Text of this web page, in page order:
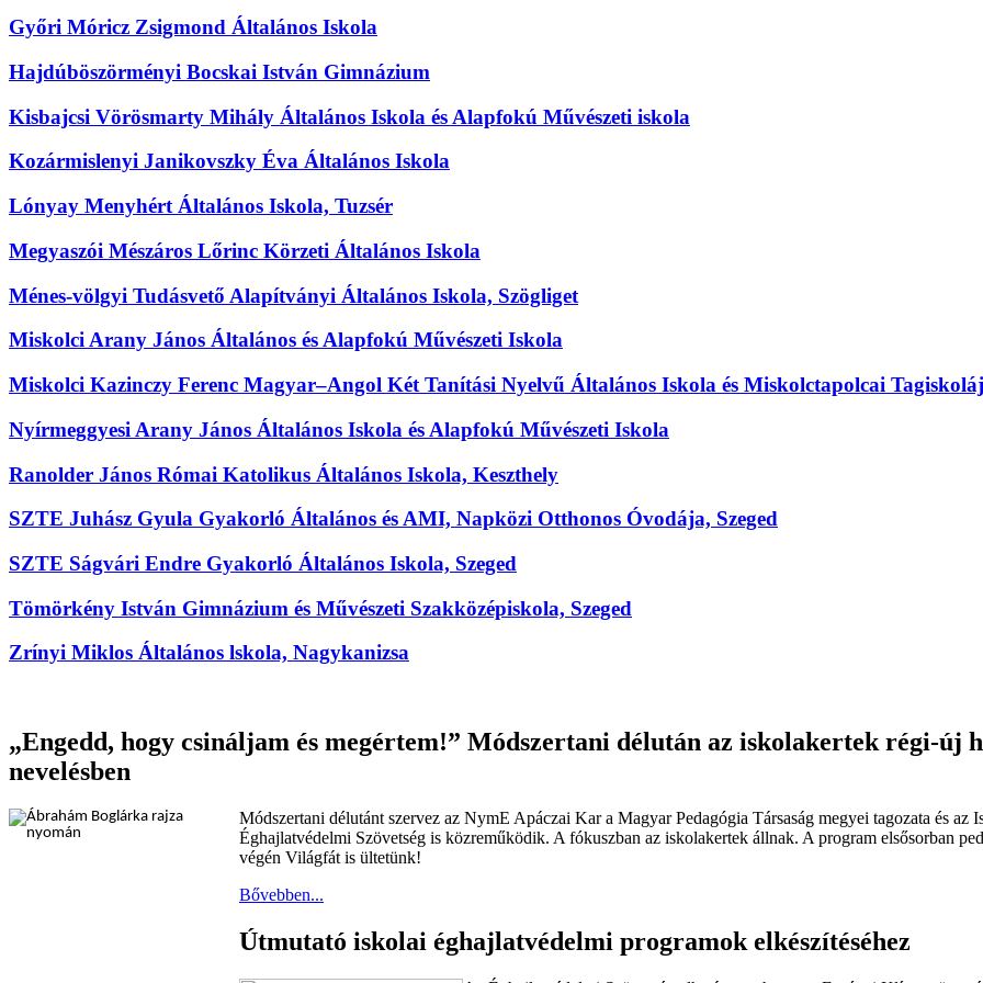
Győri Móricz Zsigmond Általános Iskola
Hajdúböszörményi Bocskai István Gimnázium
Kisbajcsi Vörösmarty Mihály Általános Iskola és Alapfokú Művészeti iskola
Kozármislenyi Janikovszky Éva Általános Iskola
Lónyay Menyhért Általános Iskola, Tuzsér
Megyaszói Mészáros Lőrinc Körzeti Általános Iskola
Ménes-völgyi Tudásvető Alapítványi Általános Iskola, Szögliget
Miskolci Arany János Általános és Alapfokú Művészeti Iskola
Miskolci Kazinczy Ferenc Magyar–Angol Két Tanítási Nyelvű Általános Iskola és Miskolctapolcai
Nyírmeggyesi Arany János Általános Iskola és Alapfokú Művészeti Iskola
Ranolder János Római Katolikus Általános Iskola, Keszthely
SZTE Juhász Gyula Gyakorló Általános és AMI, Napközi Otthonos Óvodája, Szeged
SZTE Ságvári Endre Gyakorló Általános Iskola, Szeged
Tömörkény István Gimnázium és Művészeti Szakközépiskola, Szeged
Zrínyi Miklos Általános lskola, Nagykanizsa
„Engedd, hogy csináljam és megértem!” Módszertani délután az iskolakertek régi-új
nevelésben
Módszertani délutánt szervez az NymE Apáczai Kar a Magyar Pedagógia Társaság megyei tagozata és
Éghajlatvédelmi Szövetség is közreműködik. A fókuszban az iskolakertek állnak. A program elsősorban
végén Világfát is ültetünk!
Bővebben...
Útmutató iskolai éghajlatvédelmi programok elkészítéséhez